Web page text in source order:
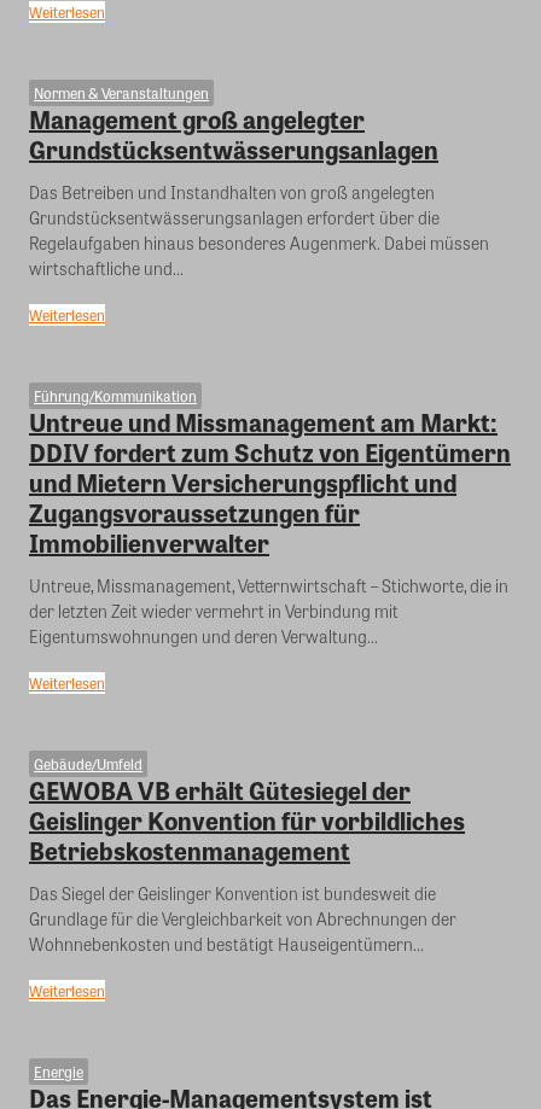
Weiterlesen
Normen & Veranstaltungen
Management groß angelegter
Grundstücksentwässerungsanlagen
Das Betreiben und Instandhalten von groß angelegten
Grundstücksentwässerungsanlagen erfordert über die
Regelaufgaben hinaus besonderes Augenmerk. Dabei müssen
wirtschaftliche und...
Weiterlesen
Führung/Kommunikation
Untreue und Missmanagement am Markt:
DDIV fordert zum Schutz von Eigentümern
und Mietern Versicherungspflicht und
Zugangsvoraussetzungen für
Immobilienverwalter
Untreue, Missmanagement, Vetternwirtschaft – Stichworte, die in
der letzten Zeit wieder vermehrt in Verbindung mit
Eigentumswohnungen und deren Verwaltung...
Weiterlesen
Gebäude/Umfeld
GEWOBA VB erhält Gütesiegel der
Geislinger Konvention für vorbildliches
Betriebskostenmanagement
Das Siegel der Geislinger Konvention ist bundesweit die
Grundlage für die Vergleichbarkeit von Abrechnungen der
Wohnnebenkosten und bestätigt Hauseigentümern...
Weiterlesen
Energie
Das Energie-Managementsystem ist